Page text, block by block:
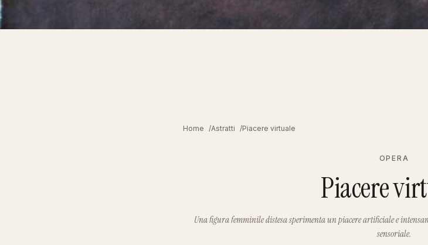
Home Astratti Piacere virtuale
OPERA
Piacere
Una figura femminile distesa sperimenta un piacere artificiale e
sensoriale.